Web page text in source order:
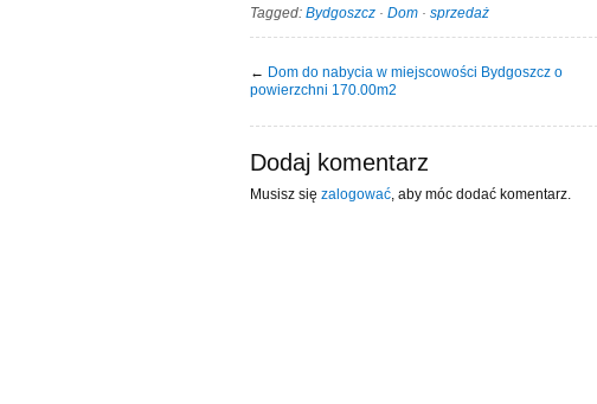
Tagged: Bydgoszcz · Dom · sprzedaż
← Dom do nabycia w miejscowości Bydgoszcz o
powierzchni 170.00m2
Dodaj komentarz
Musisz się zalogować , aby móc dodać komentarz.